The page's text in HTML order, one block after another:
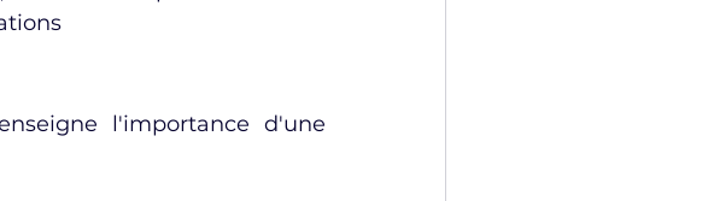
l'importance d'une